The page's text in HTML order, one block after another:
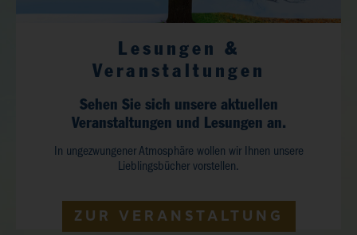
Lesungen &
Veranstaltungen
Sehen Sie sich unsere aktuellen
Veranstaltungen und Lesungen an.
In ungezwungener Atmosphäre wollen wir Ihnen unsere
Lieblingsbücher vorstellen.
ZUR VERANSTALTUNG